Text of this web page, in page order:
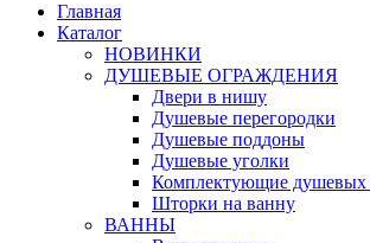
Главная
Каталог
НОВИНКИ
ДУШЕВЫЕ ОГРАЖДЕНИЯ
Двери в нишу
Душевые перегородки
Душевые поддоны
Душевые уголки
Комплектующие душевых
Шторки на ванну
ВАННЫ